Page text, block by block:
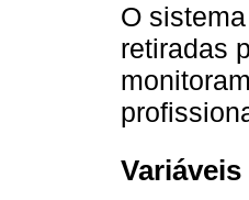
O
retiradas
Variáveis